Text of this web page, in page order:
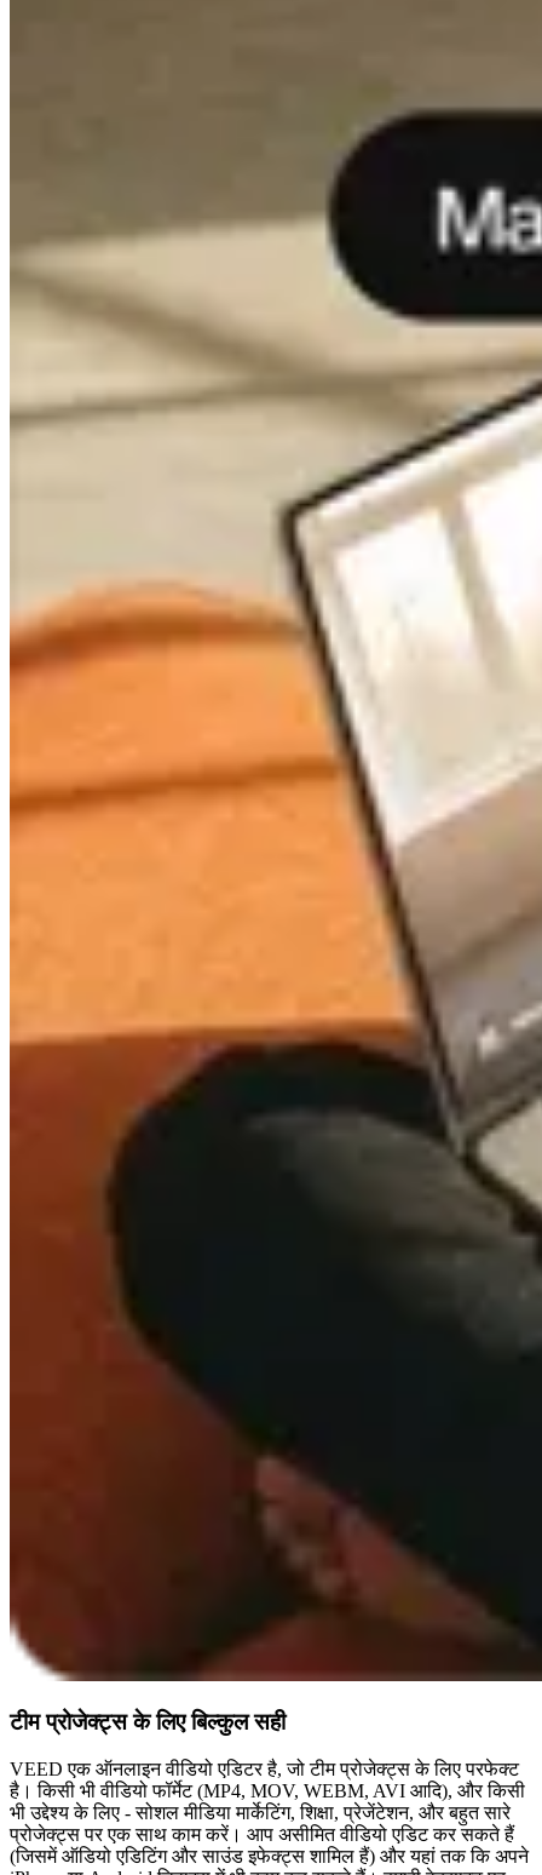
टीम प्रोजेक्ट्स के लिए बिल्कुल सही
VEED एक ऑनलाइन वीडियो एडिटर है, जो टीम प्रोजेक्ट्स के लिए परफेक्ट
है। किसी भी वीडियो फॉर्मेट (MP4, MOV, WEBM, AVI आदि), और किसी
भी उद्देश्य के लिए - सोशल मीडिया मार्केटिंग, शिक्षा, प्रेजेंटेशन, और बहुत सारे
प्रोजेक्ट्स पर एक साथ काम करें। आप असीमित वीडियो एडिट कर सकते हैं
(जिसमें ऑडियो एडिटिंग और साउंड इफेक्ट्स शामिल हैं) और यहां तक कि अपने